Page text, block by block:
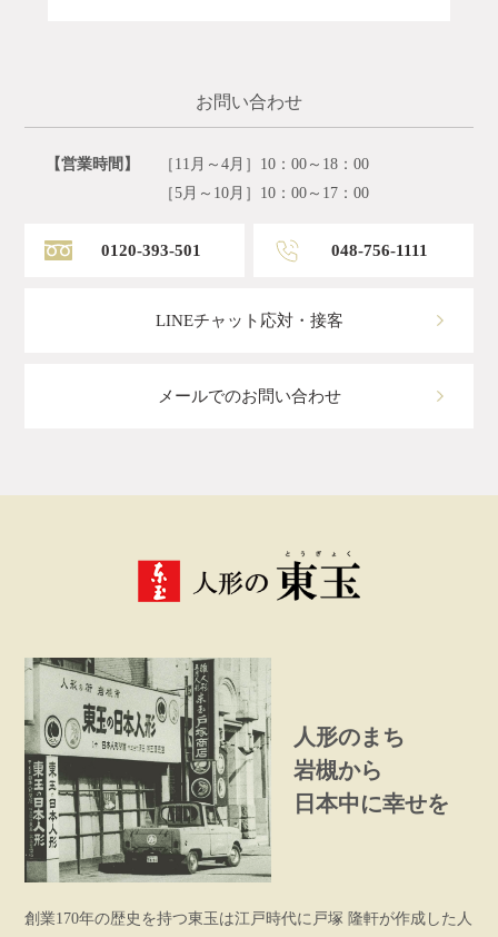
お問い合わせ
【営業時間】
［11月～4月］10：00～18：00
［5月～10月］10：00～17：00
0120-393-501 048-756-1111
LINEチャット応対・接客
メールでのお問い合わせ
人形のまち
岩槻から
日本中に幸せを
創業170年の歴史を持つ東玉は江戸時代に戸塚 隆軒が作成した人